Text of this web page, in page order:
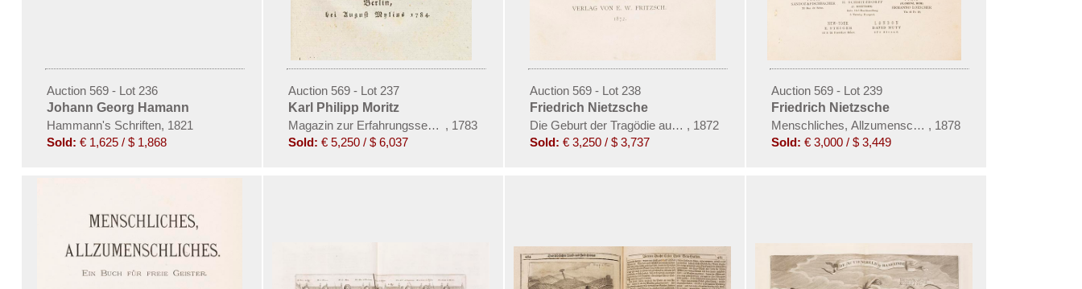
Auction 569 - Lot 236
Johann Georg Hamann
Hammann's Schriften, 1821
Sold: € 1,625 / $ 1,868
Auction 569 - Lot 237
Karl Philipp Moritz
Magazin zur Erfahrungsseelenkunde. 10 Bde.
, 1783
Sold: € 5,250 / $ 6,037
Auction 569 - Lot 238
Friedrich Nietzsche
Die Geburt der Tragödie aus dem Geiste der Musik
, 1872
Sold: € 3,250 / $ 3,737
Auction 569 - Lot 239
Friedrich Nietzsche
Menschliches, Allzumenschliches
, 1878
Sold: € 3,000 / $ 3,449